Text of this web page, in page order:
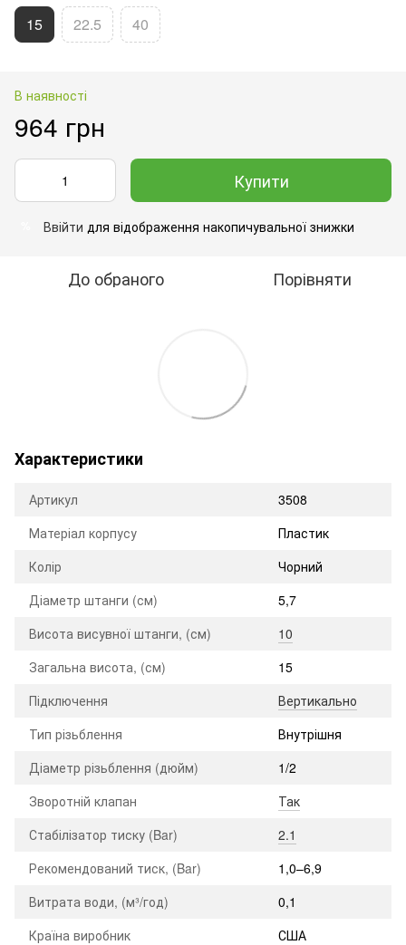
15 22.5 40
В наявності
964 грн
Купити
Ввійти для відображення накопичувальної знижки
До обраного Порівняти
Характеристики
Артикул
3508
Матеріал корпусу
Пластик
Колір
Чорний
Діаметр штанги (см)
5,7
Висота висувної штанги, (см)
10
Загальна висота, (см)
15
Підключення
Вертикально
Тип різьблення
Внутрішня
Діаметр різьблення (дюйм)
1/2
Зворотній клапан
Так
Стабілізатор тиску (Bar)
2.1
Рекомендований тиск, (Bar)
1,0–6,9
Витрата води, (м³/год)
0,1
Країна виробник
США